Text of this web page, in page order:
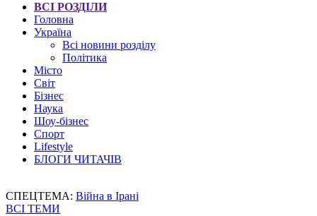
ВСІ РОЗДІЛИ
Головна
Україна
Всі новини розділу
Політика
Місто
Світ
Бізнес
Наука
Шоу-бізнес
Спорт
Lifestyle
БЛОГИ ЧИТАЧІВ
СПЕЦТЕМА: Війна в Ірані
ВСІ ТЕМИ